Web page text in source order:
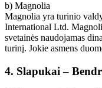
b) Magnolia
Magnolia yra turinio
International Ltd.
svetainės naudojamas
turinį. Jokie asmens
4. Slapukai –